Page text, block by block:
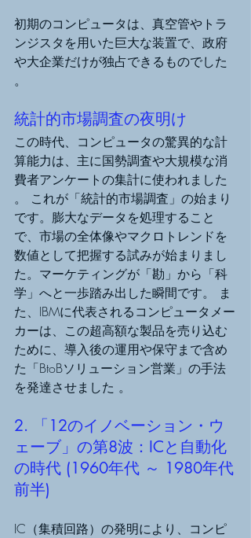
初期のコンピュータは、真空管やトラ
ンジスタを用いた巨大な装置で、政府
や大企業だけが独占できるものでした
。
統計的市場調査の夜明け
この時代、コンピュータの驚異的な計
算能力は、主に国勢調査や大規模な消
費者アンケートの集計に使われました
。 これが「統計的市場調査」の始まり
です。膨大なデータを処理すること
で、市場の全体像やマクロトレンドを
数値として把握する試みが始まりまし
た。マーケティングが「勘」から「科
学」へと一歩踏み出した瞬間です。 ま
た、IBMに代表されるコンピュータメー
カーは、この超高額な製品を売り込む
ために、導入後の運用や保守まで含め
た「BtoBソリューション営業」の手法
を発達させました 。
2. 「12のイノベーション・ウ
ェーブ」の第8波：ICと自動化
の時代 (1960年代 ～ 1980年代
前半)
IC（集積回路）の発明により、コンピ